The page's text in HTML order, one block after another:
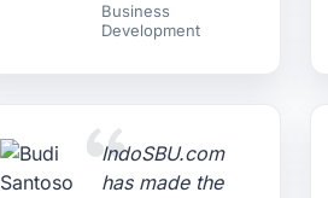
Business
Development
IndoSBU.com
has made the